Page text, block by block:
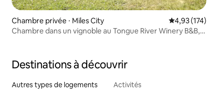
Chambre privée ⋅ Miles City Évaluation
4,93 (174)
Chambre dans un vignoble au Tongue River Winery B&B,
Destinations à découvrir
Autres types de logements Activités